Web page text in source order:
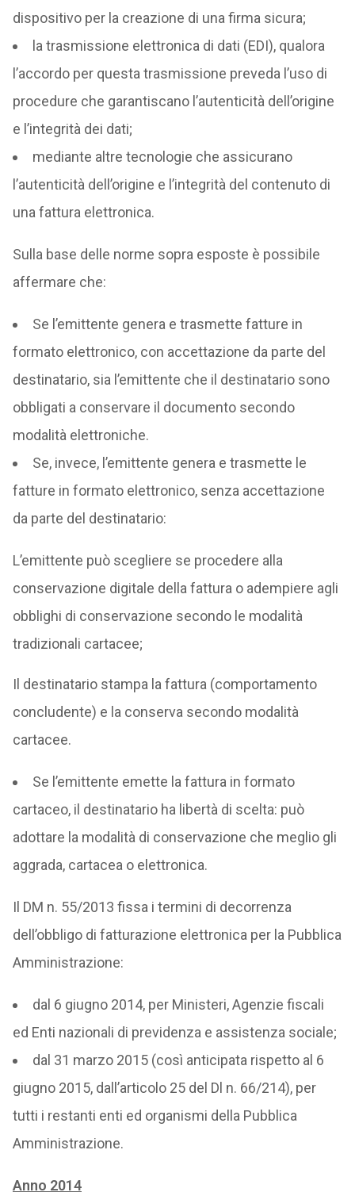
dispositivo per la creazione di una firma sicura;
la trasmissione elettronica di dati (EDI), qualora
l’accordo per questa trasmissione preveda l’uso di
procedure che garantiscano l’autenticità dell’origine
e l’integrità dei dati;
mediante altre tecnologie che assicurano
l’autenticità dell’origine e l’integrità del contenuto di
una fattura elettronica.
Sulla base delle norme sopra esposte è possibile
affermare che:
Se l’emittente genera e trasmette fatture in
formato elettronico, con accettazione da parte del
destinatario, sia l’emittente che il destinatario sono
obbligati a conservare il documento secondo
modalità elettroniche.
Se, invece, l’emittente genera e trasmette le
fatture in formato elettronico, senza accettazione
da parte del destinatario:
L’emittente può scegliere se procedere alla
conservazione digitale della fattura o adempiere agli
obblighi di conservazione secondo le modalità
tradizionali cartacee;
Il destinatario stampa la fattura (comportamento
concludente) e la conserva secondo modalità
cartacee.
Se l’emittente emette la fattura in formato
cartaceo, il destinatario ha libertà di scelta: può
adottare la modalità di conservazione che meglio gli
aggrada, cartacea o elettronica.
Il DM n. 55/2013 fissa i termini di decorrenza
dell’obbligo di fatturazione elettronica per la Pubblica
Amministrazione:
dal 6 giugno 2014, per Ministeri, Agenzie fiscali
ed Enti nazionali di previdenza e assistenza sociale;
dal 31 marzo 2015 (così anticipata rispetto al 6
giugno 2015, dall’articolo 25 del Dl n. 66/214), per
tutti i restanti enti ed organismi della Pubblica
Amministrazione.
Anno 2014